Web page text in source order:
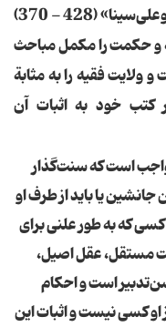
اندیشمندان، فلاسفة‌ اسلامی‌ مانند «ابوعلی‌سینا» (428 - 370)
نیز که‌ فلسفه‌ و حکمت‌ را مکمل‌ مباحث‌
ولایت‌ فقیه‌ را به‌ مثابة‌
خود به‌ اثبات‌ آن‌
است‌ که‌ سنت‌گذار
یا باید از طرف‌ او
کسی‌ که‌ به‌ طور علنی‌ برای‌
مستقل، عقل‌ اصیل،
است‌ و احکام‌
او کسی‌ نیست‌ و اثبات‌ این‌